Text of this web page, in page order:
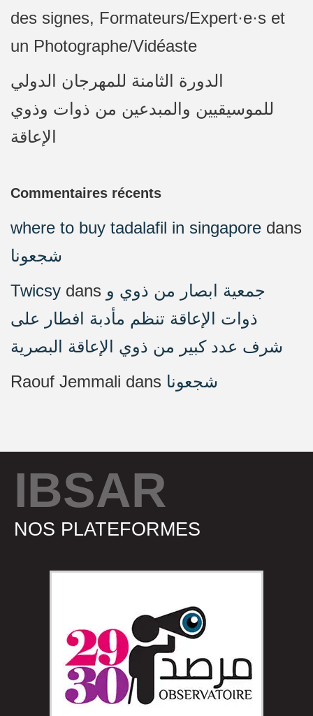
des signes, Formateurs/Expert·e·s et
un Photographe/Vidéaste
الدورة الثامنة للمهرجان الدولي
للموسيقيين والمبدعين من ذوات وذوي
الإعاقة
Commentaires récents
where to buy tadalafil in singapore dans
شجعونا
Twicsy dans جمعية ابصار من ذوي و
ذوات الإعاقة تنظم مأدبة افطار على
شرف عدد كبير من ذوي الإعاقة البصرية
Raouf Jemmali dans شجعونا
IBSAR
NOS PLATEFORMES